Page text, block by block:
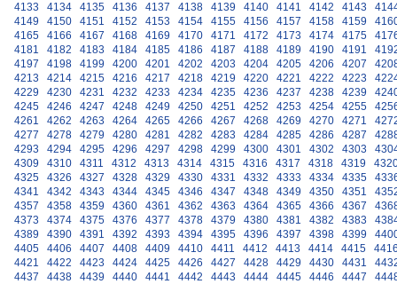
4133
4134 4135 4136 4137 4138 4139 4140 4141 4142 4143
4149
4150 4151 4152 4153 4154 4155 4156 4157 4158 4159
4165
4166 4167 4168 4169 4170 4171 4172 4173 4174 4175
4181
4182 4183 4184 4185 4186 4187 4188 4189 4190 4191
4197
4198 4199 4200 4201 4202 4203 4204 4205 4206 4207
4213
4214 4215 4216 4217 4218 4219 4220 4221 4222 4223
4229
4230 4231 4232 4233 4234 4235 4236 4237 4238 4239
4245
4246 4247 4248 4249 4250 4251 4252 4253 4254 4255
4261
4262 4263 4264 4265 4266 4267 4268 4269 4270 4271
4277
4278 4279 4280 4281 4282 4283 4284 4285 4286 4287
4293
4294 4295 4296 4297 4298 4299 4300 4301 4302 4303
4309
4310 4311 4312 4313 4314 4315 4316 4317 4318 4319
4325
4326 4327 4328 4329 4330 4331 4332 4333 4334 4335
4341
4342 4343 4344 4345 4346 4347 4348 4349 4350 4351
4357
4358 4359 4360 4361 4362 4363 4364 4365 4366 4367
4373
4374 4375 4376 4377 4378 4379 4380 4381 4382 4383
4389
4390 4391 4392 4393 4394 4395 4396 4397 4398 4399
4405
4406 4407 4408 4409 4410 4411 4412 4413 4414 4415
4421
4422 4423 4424 4425 4426 4427 4428 4429 4430 4431
4437
4438 4439 4440 4441 4442 4443 4444 4445 4446 4447